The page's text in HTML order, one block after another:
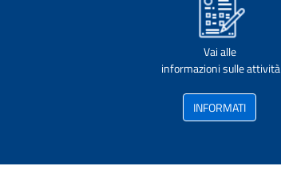
Vai alle
informazioni sulle attività
INFORMATI